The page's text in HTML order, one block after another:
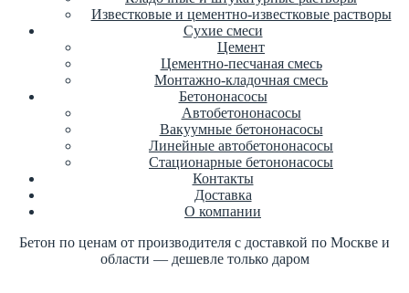
Известковые и цементно-известковые растворы
Сухие смеси
Цемент
Цементно-песчаная смесь
Монтажно-кладочная смесь
Бетононасосы
Автобетононасосы
Вакуумные бетононасосы
Линейные автобетононасосы
Стационарные бетононасосы
Контакты
Доставка
О компании
Бетон по ценам от производителя с доставкой по Москве и
области — дешевле только даром